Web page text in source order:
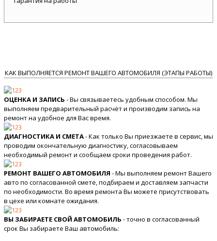
КАК ВЫПОЛНЯЕТСЯ РЕМОНТ ВАШЕГО АВТОМОБИЛЯ (ЭТАПЫ РАБОТЫ)
ОЦЕНКА И ЗАПИСЬ - Вы связываетесь удобным способом. Мы
выполняем предварительный расчёт и производим запись на
ремонт на удобное для Вас время.
ДИАГНОСТИКА И СМЕТА- Как только Вы приезжаете в сервис, мы
проводим окончательную диагностику, согласовываем
необходимый ремонт и сообщаем сроки проведения работ.
РЕМОНТ ВАШЕГО АВТОМОБИЛЯ - Мы выполняем ремонт Вашего
авто по согласованной смете, подбираем и доставляем запчасти
по необходимости. Во время ремонта Вы можете присутствовать
в цехе или комнате ожидания.
ВЫ ЗАБИРАЕТЕ СВОЙ АВТОМОБИЛЬ - точно в согласованный
срок Вы забираете Ваш автомобиль: